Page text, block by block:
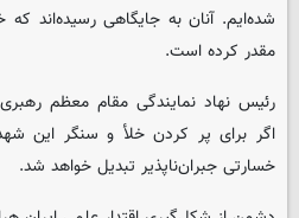
شده‌ایم. آنان به جایگاهی رسیده‌اند که
مقدر کرده است.
رئیس نهاد نمایندگی مقام معظم
اگر برای پر کردن خلأ و سنگر این
خسارتی جبران‌ناپذیر تبدیل خواهد شد.